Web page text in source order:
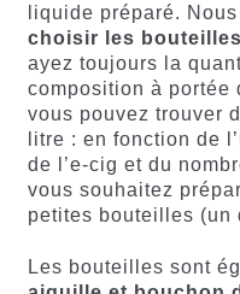
liquide préparé.
choisir les
ayez toujours la
composition à portée
vous pouvez trouver
litre : en fonction de
de l’e-cig et du
vous souhaitez
petites bouteilles (un
Les bouteilles sont